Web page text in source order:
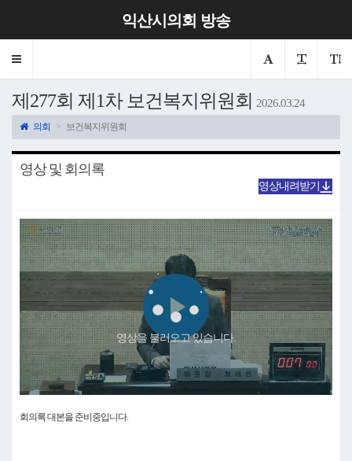
익산시의회 방송
Toggle
제277회 제1차 보건복지위원회 2026.03.24
의회 보건복지위원회
영상 및 회의록
영상내려받기
Play
Video
영상을 불러오고 있습니다.
회의록 대본을 준비중입니다.